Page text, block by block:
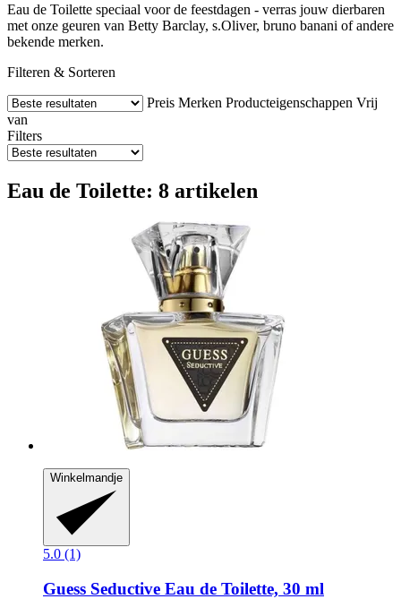
Eau de Toilette speciaal voor de feestdagen - verras jouw dierbaren
met onze geuren van Betty Barclay, s.Oliver, bruno banani of andere
bekende merken.
Filteren & Sorteren
Preis Merken Producteigenschappen Vrij
van
Filters
Eau de Toilette: 8 artikelen
Winkelmandje
5.0 (1)
Guess Seductive Eau de Toilette, 30 ml